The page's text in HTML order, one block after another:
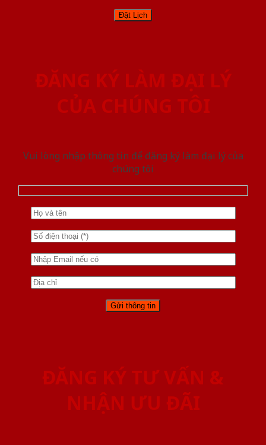
ĐĂNG KÝ LÀM ĐẠI LÝ
CỦA CHÚNG TÔI
Vui lòng nhập thông tin để đăng ký làm đại lý của
chúng tôi
ĐĂNG KÝ TƯ VẤN &
NHẬN ƯU ĐÃI